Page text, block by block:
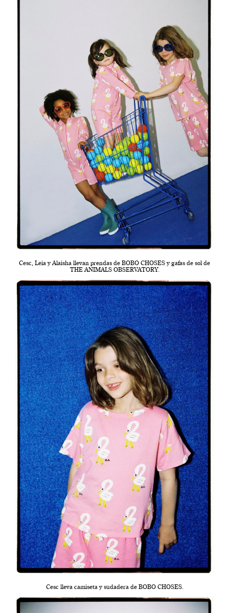
Cesc, Leia y Alaisha llevan prendas de BOBO CHOSES y gafas de sol de
THE ANIMALS OBSERVATORY.
Cesc lleva camiseta y sudadera de BOBO CHOSES.